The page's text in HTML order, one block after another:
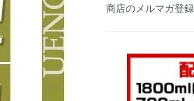
商店のメルマガ登